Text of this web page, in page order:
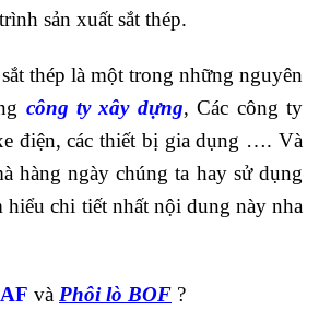
sản xuất sắt thép.
thép là một trong những nguyên
công ty xây dựng, Các công ty
điện, các thiết bị gia dụng …. Và
hàng ngày chúng ta hay sử dụng
chi tiết nhất nội dung này nha
và Phôi lò BOF ?